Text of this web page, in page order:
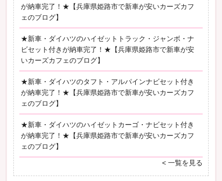
が納車完了！★【兵庫県姫路市で新車が安いカーズカフ
ェのブログ】
★新車・ダイハツのハイゼットトラック・ジャンボ・ナ
ビセット付きが納車完了！★【兵庫県姫路市で新車が安
いカーズカフェのブログ】
★新車・ダイハツのタフト・アルパインナビセット付き
が納車完了！★【兵庫県姫路市で新車が安いカーズカフ
ェのブログ】
★新車・ダイハツのハイゼットカーゴ・ナビセット付き
が納車完了！★【兵庫県姫路市で新車が安いカーズカフ
ェのブログ】
< 一覧を見る